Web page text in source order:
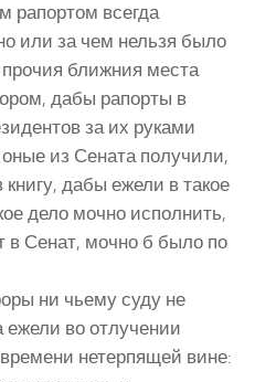
рапортом всегда
или за чем нельзя было
ближния места
дабы рапорты в
за их руками
из Сената получили,
дабы ежели в такое
дело мочно исполнить,
в Сенат, мочно б было по
ни чьему суду не
во отлучении
нетерпящей вине: